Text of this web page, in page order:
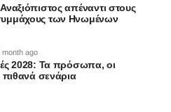
απέναντι στους
των Ηνωμένων
month ago
2028: Τα πρόσωπα, οι
πιθανά σενάρια